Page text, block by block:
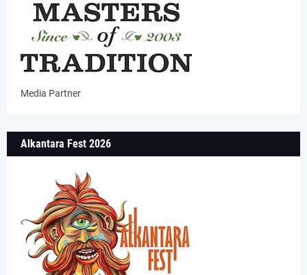
Media Partner
Alkantara Fest 2026